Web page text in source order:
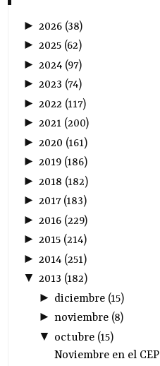
► 2026 (38)
►2025 (62)
► 2024 (97)
►2023 (74)
► 2022 (117)
►2021 (200)
► 2020 (161)
►2019 (186)
► 2018 (182)
►2017(183)
► 2016 (229)
►2015 (214)
► 2014 (251)
▼2013 (182)
► diciembre(15)
► noviembre(8)
▼ octubre(15)
Noviembre en el CEP